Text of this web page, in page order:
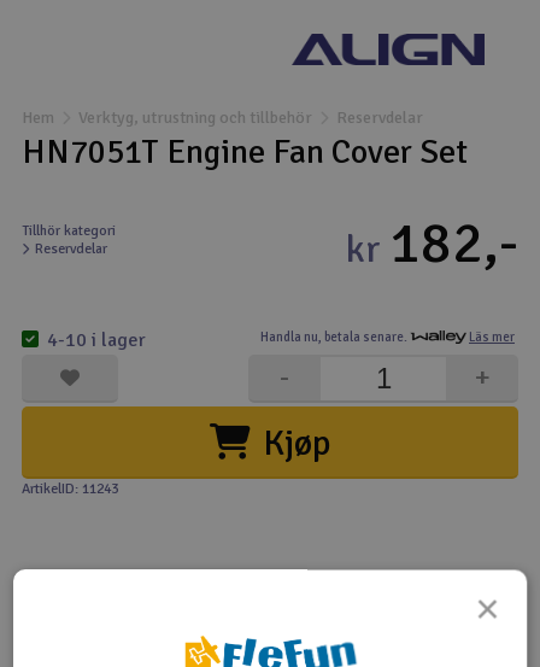
Drönare
Drönare för FPV
Flygplan
Kamerautrustning
Modellbygg- och byggsatser
Modelljärnväg
Radioutrustning
Hem Verktyg, utrustning och tillbehör Reservdelar
HN7051T Engine Fan Cover Set
Tillhör kategori
Reservdelar
Handla nu, betala senare. Läs mer
kr 182,-
Kjøp
+
-
4-10 i lager
ArtikelID: 11243
Tipsa en vän Recensioner
×